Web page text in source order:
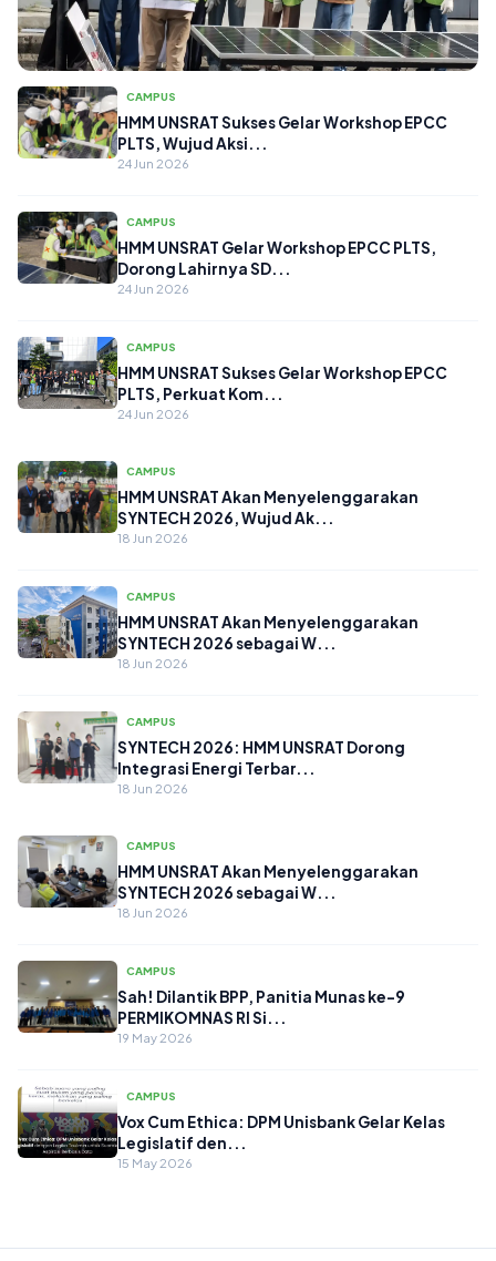
CAMPUS
HMM UNSRAT Sukses Gelar Workshop
da...
24 Jun 2026
CAMPUS
HMM UNSRAT Sukses Gelar Workshop EPCC
PLTS, Wujud Aksi...
24 Jun 2026
CAMPUS
HMM UNSRAT Gelar Workshop EPCC PLTS,
Dorong Lahirnya SD...
24 Jun 2026
CAMPUS
HMM UNSRAT Sukses Gelar Workshop EPCC
PLTS, Perkuat Kom...
24 Jun 2026
CAMPUS
HMM UNSRAT Akan Menyelenggarakan
SYNTECH 2026, Wujud Ak...
18 Jun 2026
CAMPUS
HMM UNSRAT Akan Menyelenggarakan
SYNTECH 2026 sebagai W...
18 Jun 2026
CAMPUS
SYNTECH 2026: HMM UNSRAT Dorong
Integrasi Energi Terbar...
18 Jun 2026
CAMPUS
HMM UNSRAT Akan Menyelenggarakan
SYNTECH 2026 sebagai W...
18 Jun 2026
CAMPUS
Sah! Dilantik BPP, Panitia Munas ke-9
PERMIKOMNAS RI Si...
19 May 2026
CAMPUS
Vox Cum Ethica: DPM Unisbank Gelar Kelas
Legislatif den...
15 May 2026